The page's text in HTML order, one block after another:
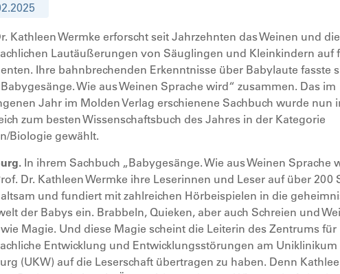
Kathleen Wermke erforscht seit Jahrzehnten das Weinen und die
Lautäußerungen von Säuglingen und Kleinkindern auf
Ihre bahnbrechenden Erkenntnisse über Babylaute fasste
Wie aus Weinen Sprache wird“ zusammen. Das im
Jahr im Molden Verlag erschienene Sachbuch wurde nun
zum besten Wissenschaftsbuch des Jahres in der Kategorie
Biologie gewählt.
In ihrem Sachbuch „Babygesänge. Wie aus Weinen Sprache
Dr. Kathleen Wermke ihre Leserinnen und Leser auf über 200
und fundiert mit zahlreichen Hörbeispielen in die
der Babys ein. Brabbeln, Quieken, aber auch Schreien und
Magie. Und diese Magie scheint die Leiterin des Zentrums für
Entwicklung und Entwicklungsstörungen am Uniklinikum
(UKW) auf die Leserschaft übertragen zu haben. Denn